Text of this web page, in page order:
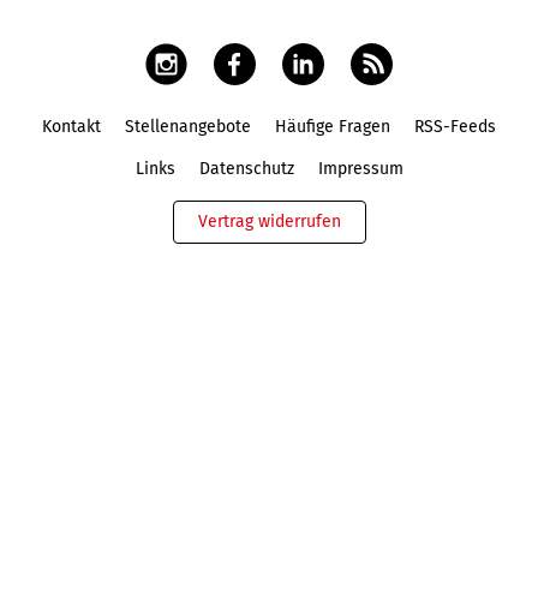
Kontakt Stellenangebote Häufige Fragen RSS-Feeds
Links Datenschutz Impressum
Vertrag widerrufen